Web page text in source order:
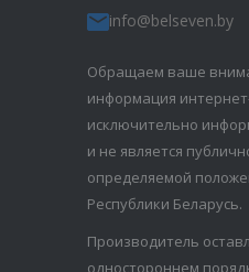
info@belseven.by
Обращаем ваше
информация
исключительно
и не является
определяемой
Республики Беларусь.
Производитель
одностороннем